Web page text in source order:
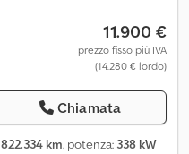
11.900 €
prezzo fisso più IVA
(14.280 € lordo)
Chiamata
822.334 km, potenza: 338 kW